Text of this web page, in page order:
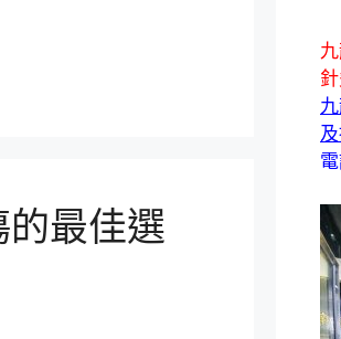
最佳選
電